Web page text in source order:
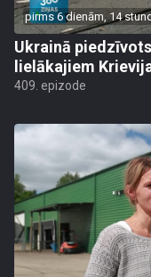
pirms 6 dienām, 14
Ukrainā
lielākajiem
409. epizode